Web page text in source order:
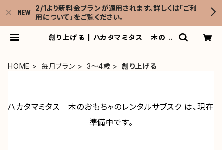
2/1より新料金プランが適用されます。詳しくは「ご利
用について」をご覧ください。
創り上げる | ハカタマミタス 木のお
HOME 毎月プラン 3～4歳 創り上げる
ハカタマミタス 木のおもちゃのレンタルサブスク は、現在
準備中です。